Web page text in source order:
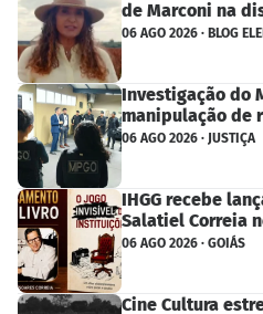
de Marconi na
06 AGO 2026 · BLOG
Investigação do
manipulação de
06 AGO 2026 · JUSTIÇA
IHGG recebe
Salatiel Correia
06 AGO 2026 · GOIÁS
Cine Cultura